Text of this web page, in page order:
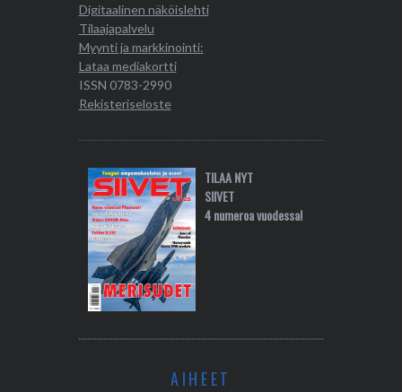
Digitaalinen näköislehti
Tilaajapalvelu
Myynti ja markkinointi:
Lataa mediakortti
ISSN 0783-2990
Rekisteriseloste
TILAA NYT
SIIVET
4 numeroa vuodessa!
AIHEET